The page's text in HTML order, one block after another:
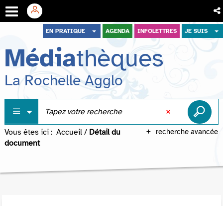
menu
contenu
recherche
EN PRATIQUE AGENDA INFOLETTRES JE SUIS
Médiathèques
La Rochelle Agglo
recherche avancée
Vous êtes ici : Accueil / Détail du
document